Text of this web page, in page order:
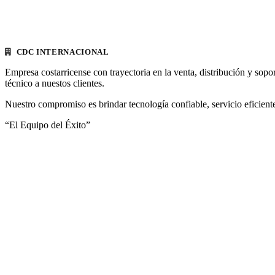
CDC INTERNACIONAL
Empresa costarricense con trayectoria en la venta, distribución y
técnico a nuestos clientes.
Nuestro compromiso es brindar tecnología confiable, servicio
“El Equipo del Éxito”